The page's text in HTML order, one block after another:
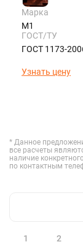
Марка
М1
ГОСТ/ТУ
ГОСТ 1173-
Узнать цену
* Данное
все расчеты
наличие
по контактным
1 2